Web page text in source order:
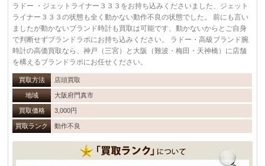
ラドー ・ジェットライナー３３３をお持ち込みくださいました、ジェット
ライナー３３３の状態も全く動かない動作不良の状態でした。 前にも言い
ましたが動かないブランド時計も買取は可能です、動かないからとご自身
で判断せずブランドラボにお持ち込みください。 ラドー・高級ブランド腕
時計の高価買取なら、神戸（三宮）と大阪（難波・梅田・天神橋）に店舗
を構えるブランドラボにお任せください。
買取方法 店頭買取
地域 大阪府門真市
買取価格 3,000円
買取ランク 動作不良